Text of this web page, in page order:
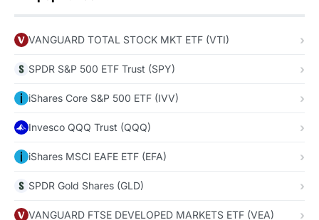
VANGUARD TOTAL STOCK MKT ETF (VTI)
SPDR S&P 500 ETF Trust (SPY)
iShares Core S&P 500 ETF (IVV)
Invesco QQQ Trust (QQQ)
iShares MSCI EAFE ETF (EFA)
SPDR Gold Shares (GLD)
VANGUARD FTSE DEVELOPED MARKETS ETF (VEA)